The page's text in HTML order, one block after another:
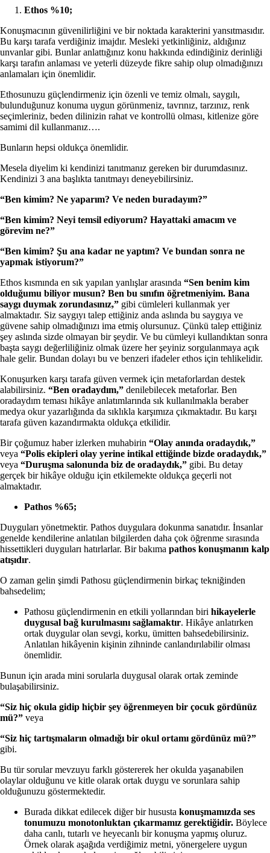
Ethos %10;
Konuşmacının güvenilirliğini ve bir noktada karakterini yansıtmasıdır.
Bu karşı tarafa verdiğiniz imajdır. Mesleki yetkinliğiniz, aldığınız
unvanlar gibi. Bunlar anlattığınız konu hakkında edindiğiniz derinliği
karşı tarafın anlaması ve yeterli düzeyde fikre sahip olup olmadığınızı
anlamaları için önemlidir.
Ethosunuzu güçlendirmeniz için özenli ve temiz olmalı, saygılı,
bulunduğunuz konuma uygun görünmeniz, tavrınız, tarzınız, renk
seçimleriniz, beden dilinizin rahat ve kontrollü olması, kitlenize göre
samimi dil kullanmanız….
Bunların hepsi oldukça önemlidir.
Mesela diyelim ki kendinizi tanıtmanız gereken bir durumdasınız.
Kendinizi 3 ana başlıkta tanıtmayı deneyebilirsiniz.
“Ben kimim? Ne yaparım? Ve neden buradayım?”
“Ben kimim? Neyi temsil ediyorum? Hayattaki amacım ve
görevim ne?”
“Ben kimim? Şu ana kadar ne yaptım? Ve bundan sonra ne
yapmak istiyorum?”
Ethos kısmında en sık yapılan yanlışlar arasında “Sen benim kim
olduğumu biliyor musun? Ben bu sınıfın öğretmeniyim. Bana
saygı duymak zorundasınız,” gibi cümleleri kullanmak yer
almaktadır. Siz saygıyı talep ettiğiniz anda aslında bu saygıya ve
güvene sahip olmadığınızı ima etmiş olursunuz. Çünkü talep ettiğiniz
şey aslında sizde olmayan bir şeydir. Ve bu cümleyi kullandıktan sonra
başta saygı değerliliğiniz olmak üzere her şeyiniz sorgulanmaya açık
hale gelir. Bundan dolayı bu ve benzeri ifadeler ethos için tehlikelidir.
Konuşurken karşı tarafa güven vermek için metaforlardan destek
alabilirsiniz. “Ben oradaydım,” denilebilecek metaforlar. Ben
oradaydım teması hikâye anlatımlarında sık kullanılmakla beraber
medya okur yazarlığında da sıklıkla karşımıza çıkmaktadır. Bu karşı
tarafa güven kazandırmakta oldukça etkilidir.
Bir çoğumuz haber izlerken muhabirin “Olay anında oradaydık,”
veya “Polis ekipleri olay yerine intikal ettiğinde bizde oradaydık,”
veya “Duruşma salonunda biz de oradaydık,” gibi. Bu detay
gerçek bir hikâye olduğu için etkilemekte oldukça geçerli not
almaktadır.
Pathos %65;
Duyguları yönetmektir. Pathos duygulara dokunma sanatıdır. İnsanlar
genelde kendilerine anlatılan bilgilerden daha çok öğrenme sırasında
hissettikleri duyguları hatırlarlar. Bir bakıma pathos konuşmanın kalp
atışıdır.
O zaman gelin şimdi Pathosu güçlendirmenin birkaç tekniğinden
bahsedelim;
Pathosu güçlendirmenin en etkili yollarından biri hikayelerle
duygusal bağ kurulmasını sağlamaktır. Hikâye anlatırken
ortak duygular olan sevgi, korku, ümitten bahsedebilirsiniz.
Anlatılan hikâyenin kişinin zihninde canlandırılabilir olması
önemlidir.
Bunun için arada mini sorularla duygusal olarak ortak zeminde
bulaşabilirsiniz.
“Siz hiç okula gidip hiçbir şey öğrenmeyen bir çocuk gördünüz
mü?” veya
“Siz hiç tartışmaların olmadığı bir okul ortamı gördünüz mü?”
gibi.
Bu tür sorular mevzuyu farklı göstererek her okulda yaşanabilen
olaylar olduğunu ve kitle olarak ortak duygu ve sorunlara sahip
olduğunuzu göstermektedir.
Burada dikkat edilecek diğer bir hususta konuşmamızda ses
tonumuzu monotonluktan çıkarmamız gerektiğidir. Böylece
daha canlı, tutarlı ve heyecanlı bir konuşma yapmış oluruz.
Örnek olarak aşağıda verdiğimiz metni, yönergelere uygun